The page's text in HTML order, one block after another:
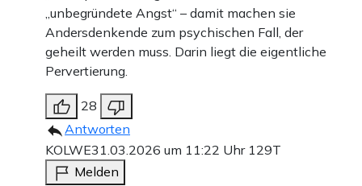
„unbegründete Angst“ – damit machen sie
Andersdenkende zum psychischen Fall, der
geheilt werden muss. Darin liegt die eigentliche
Pervertierung.
28
Antworten
KOLWE31.03.2026 um 11:22 Uhr 129T
Melden